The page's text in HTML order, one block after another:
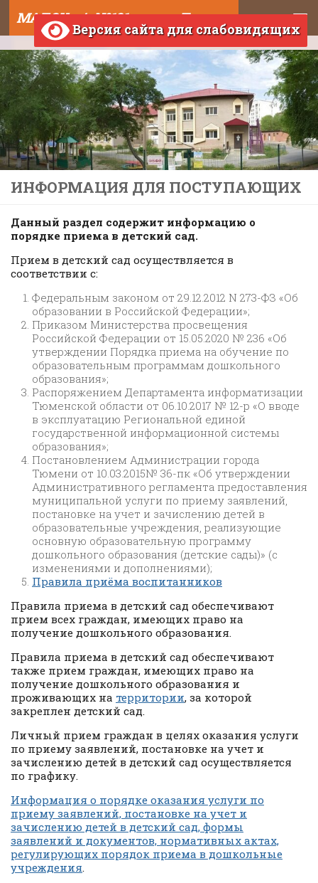
Skip to content МАДОУ д/с №121 города Тюмени
Версия сайта для слабовидящих
ИНФОРМАЦИЯ ДЛЯ ПОСТУПАЮЩИХ
Данный раздел содержит информацию о
порядке приема в детский сад.
Прием в детский сад осуществляется в
соответствии с:
Федеральным законом от 29.12.2012 N 273-ФЗ «Об
образовании в Российской Федерации»;
Приказом Министерства просвещения
Российской Федерации от 15.05.2020 № 236 «Об
утверждении Порядка приема на обучение по
образовательным программам дошкольного
образования»;
Распоряжением Департамента информатизации
Тюменской области от 06.10.2017 № 12-р «О вводе
в эксплуатацию Региональной единой
государственной информационной системы
образования»;
Постановлением Администрации города
Тюмени от 10.03.2015№ 36-пк «Об утверждении
Административного регламента предоставления
муниципальной услуги по приему заявлений,
постановке на учет и зачислению детей в
образовательные учреждения, реализующие
основную образовательную программу
дошкольного образования (детские сады)» (с
изменениями и дополнениями);
Правила приёма воспитанников
Правила приема в детский сад обеспечивают
прием всех граждан, имеющих право на
получение дошкольного образования.
Правила приема в детский сад обеспечивают
также прием граждан, имеющих право на
получение дошкольного образования и
проживающих на территории, за которой
закреплен детский сад.
Личный прием граждан в целях оказания услуги
по приему заявлений, постановке на учет и
зачислению детей в детский сад осуществляется
по графику.
Информация о порядке оказания услуги по
приему заявлений, постановке на учет и
зачислению детей в детский сад, формы
заявлений и документов, нормативных актах,
регулирующих порядок приема в дошкольные
учреждения.